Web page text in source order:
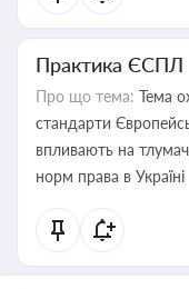
Практика ЄСПЛ
Про що тема: Тема
стандарти
впливають на
норм права в Україні